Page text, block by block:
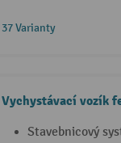
37 Varianty
Vychystávací vozík
Stavebnicový